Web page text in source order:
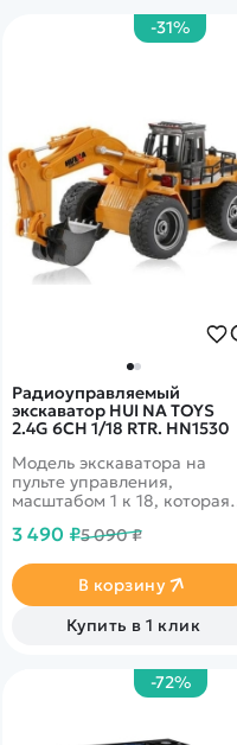
-31%
Радиоуправляемый
экскаватор HUI NA TOYS
2.4G 6CH 1/18 RTR. HN1530
Модель экскаватора на
пульте управления,
масштабом 1 к 18, которая
оригинального экскаватора.
стороны, ковш может
поднимать различные
небольшие предметы, а так
же вращаться вокруг своей
3 490 ₽5 090 ₽
В корзину
Купить в 1 клик
-72%